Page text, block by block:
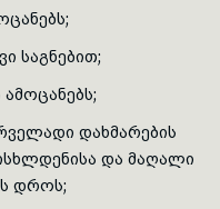
საგნებით;
დახმარების
და მაღალი
დროს;